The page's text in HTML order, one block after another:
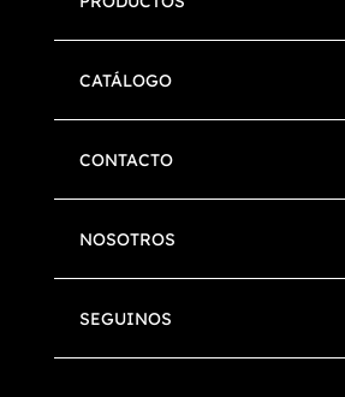
CATÁLOGO
CONTACTO
NOSOTROS
SEGUINOS